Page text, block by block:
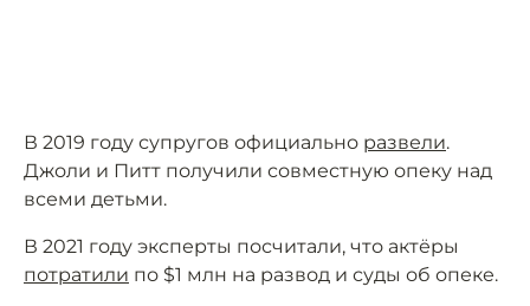
В 2019 году супругов официально развели.
Джоли и Питт получили совместную опеку над
всеми детьми.
В 2021 году эксперты посчитали, что актёры
потратили по $1 млн на развод и суды об опеке.